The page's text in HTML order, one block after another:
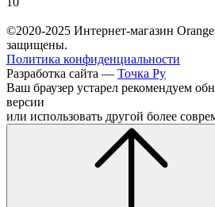
©2020-2025 Интернет-магазин
защищены.
Политика конфиденциальности
Разработка сайта — Точка Ру
Ваш браузер устарел рекомендуем
версии
или использовать другой более